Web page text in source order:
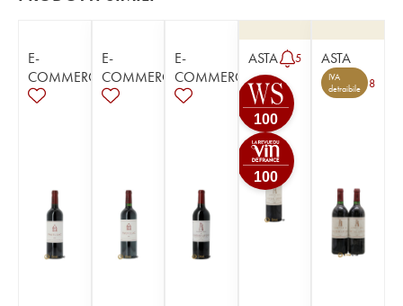
E-
COMMERCE
E-
COMMERCE
E-
COMMERCE
ASTA 5
100
100
ASTA
IVA
detraibile
8